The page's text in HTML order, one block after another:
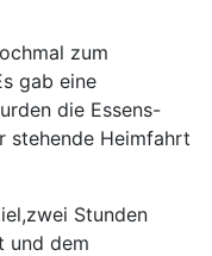
zum
gab eine
die Essens-
stehende Heimfahrt
Stunden
und dem